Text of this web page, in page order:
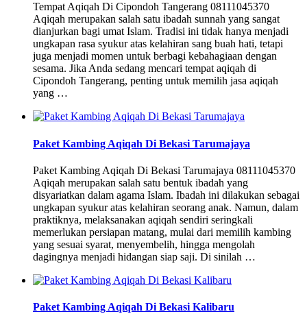
Tempat Aqiqah Di Cipondoh Tangerang 08111045370
Aqiqah merupakan salah satu ibadah sunnah yang sangat
dianjurkan bagi umat Islam. Tradisi ini tidak hanya menjadi
ungkapan rasa syukur atas kelahiran sang buah hati, tetapi
juga menjadi momen untuk berbagi kebahagiaan dengan
sesama. Jika Anda sedang mencari tempat aqiqah di
Cipondoh Tangerang, penting untuk memilih jasa aqiqah
yang …
Paket Kambing Aqiqah Di Bekasi Tarumajaya
Paket Kambing Aqiqah Di Bekasi Tarumajaya 08111045370
Aqiqah merupakan salah satu bentuk ibadah yang
disyariatkan dalam agama Islam. Ibadah ini dilakukan sebagai
ungkapan syukur atas kelahiran seorang anak. Namun, dalam
praktiknya, melaksanakan aqiqah sendiri seringkali
memerlukan persiapan matang, mulai dari memilih kambing
yang sesuai syarat, menyembelih, hingga mengolah
dagingnya menjadi hidangan siap saji. Di sinilah …
Paket Kambing Aqiqah Di Bekasi Kalibaru